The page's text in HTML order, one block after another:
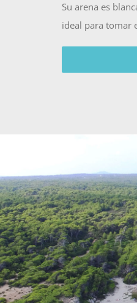
Su arena es
ideal para tomar